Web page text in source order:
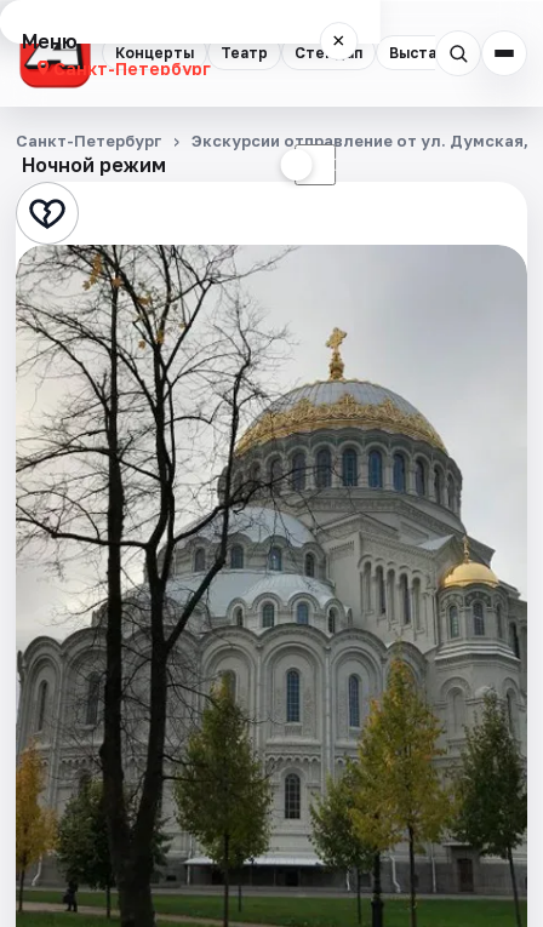
Концерты Театр Стендап Выставки
Меню ×
Санкт-Петербург
Концерты
Театр
Стендап
Выставки
Квесты
Экскурсии
Спорт
События
Города
Площадки
Артисты
Рейтинги
Ночной режим ☾
Санкт-Петербург Экскурсии отправление от ул. Думская,